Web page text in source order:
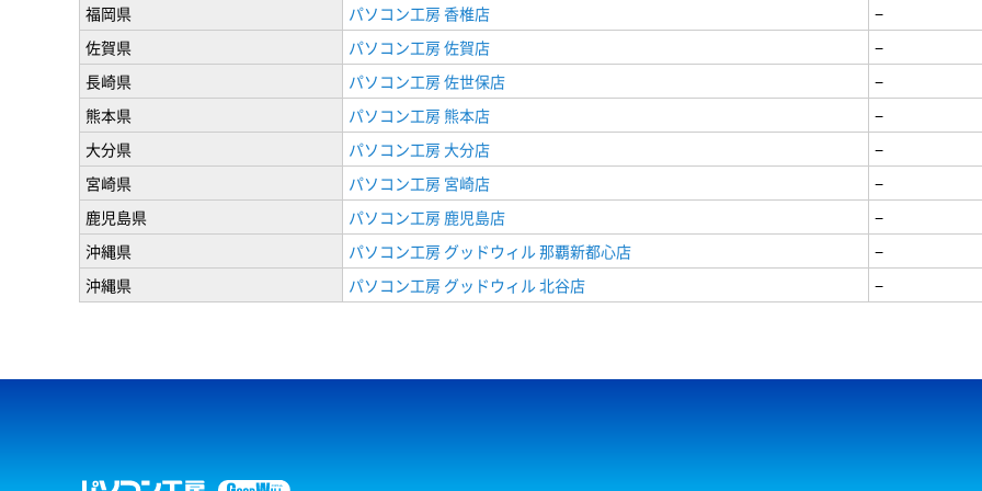
福岡県
パソコン工房 香椎店
−
佐賀県
パソコン工房 佐賀店
−
長崎県
パソコン工房 佐世保店
−
熊本県
パソコン工房 熊本店
−
大分県
パソコン工房 大分店
−
宮崎県
パソコン工房 宮崎店
−
鹿児島県
パソコン工房 鹿児島店
−
沖縄県
パソコン工房 グッドウィル 那覇新都心店
−
沖縄県
パソコン工房 グッドウィル 北谷店 −